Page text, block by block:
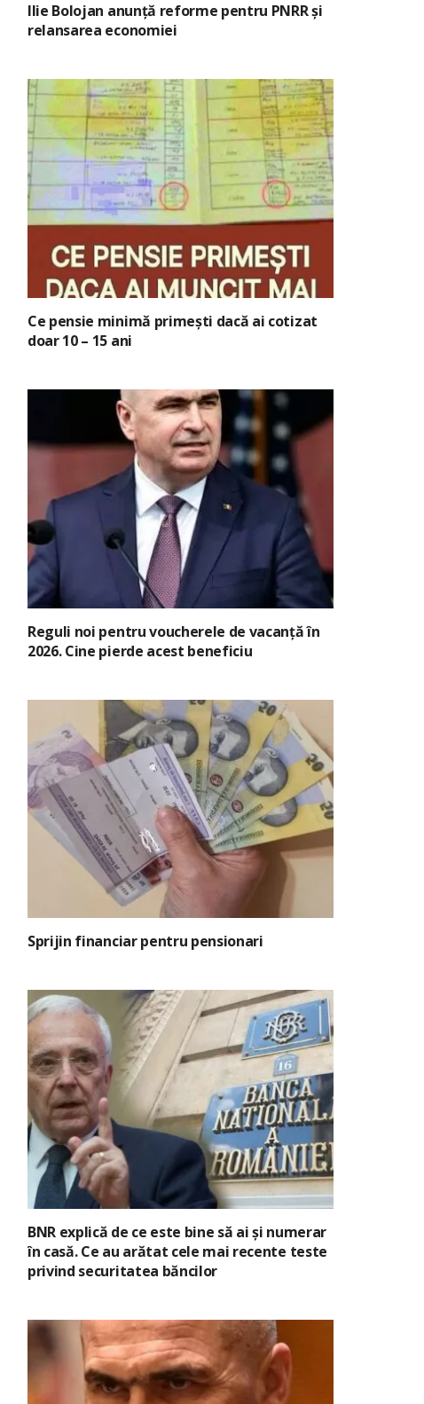
Ilie Bolojan anunță reforme pentru PNRR și
relansarea economiei
Ce pensie minimă primești dacă ai cotizat
doar 10 – 15 ani
Reguli noi pentru voucherele de vacanță în
2026. Cine pierde acest beneficiu
Sprijin financiar pentru pensionari
BNR explică de ce este bine să ai și numerar
în casă. Ce au arătat cele mai recente teste
privind securitatea băncilor